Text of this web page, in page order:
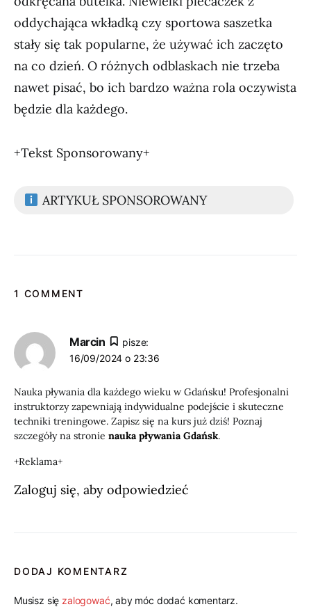
oddychająca wkładką czy sportowa saszetka
stały się tak popularne, że używać ich zaczęto
na co dzień. O różnych odblaskach nie trzeba
nawet pisać, bo ich bardzo ważna rola oczywista
będzie dla każdego.
+Tekst Sponsorowany+
ARTYKUŁ SPONSOROWANY
1 COMMENT
Marcin
pisze:
16/09/2024 o 23:36
Nauka pływania dla każdego wieku w Gdańsku! Profesjonalni
instruktorzy zapewniają indywidualne podejście i skuteczne
techniki treningowe. Zapisz się na kurs już dziś! Poznaj
szczegóły na stronie nauka pływania Gdańsk.
+Reklama+
Zaloguj się, aby odpowiedzieć
DODAJ KOMENTARZ
Musisz się zalogować, aby móc dodać komentarz.